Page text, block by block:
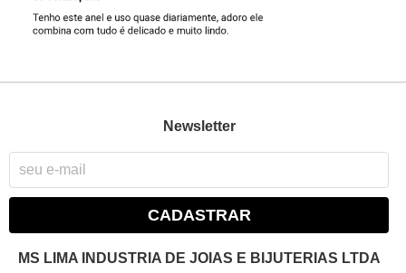
Newsletter
CADASTRAR
MS LIMA INDUSTRIA DE JOIAS E BIJUTERIAS LTDA